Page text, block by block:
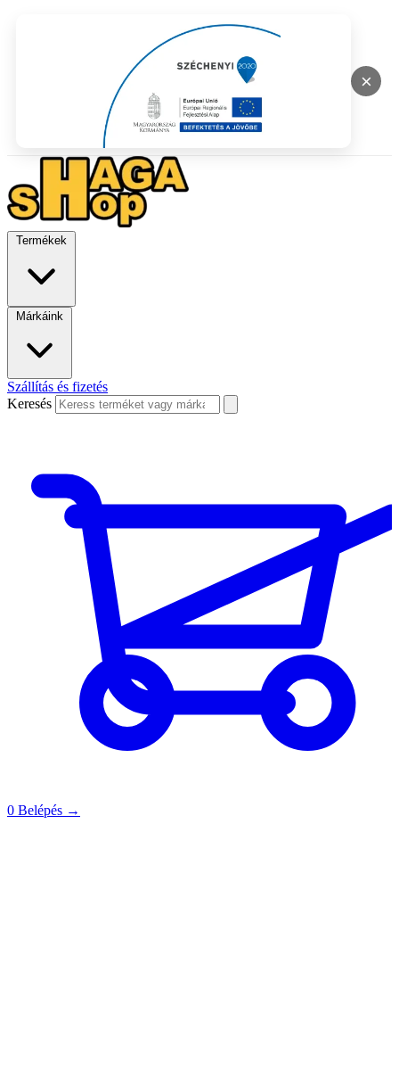
×
Termékek
Márkáink
Szállítás és fizetés
Keresés
0 Belépés →